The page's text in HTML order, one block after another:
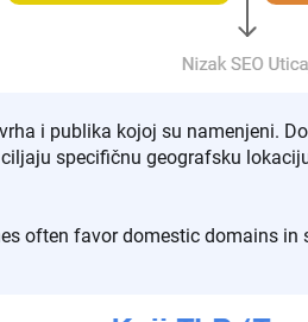
i publika kojoj su namenjeni.
specifičnu geografsku
often favor domestic domains in